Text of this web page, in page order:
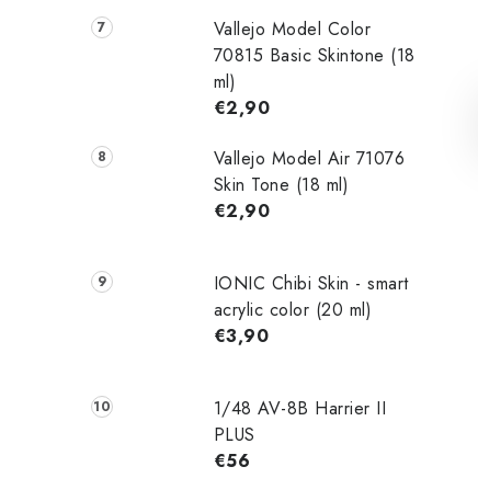
Vallejo Model Color
70815 Basic Skintone (18
ml)
€2,90
Vallejo Model Air 71076
Skin Tone (18 ml)
€2,90
IONIC Chibi Skin - smart
acrylic color (20 ml)
€3,90
1/48 AV-8B Harrier II
PLUS
€56